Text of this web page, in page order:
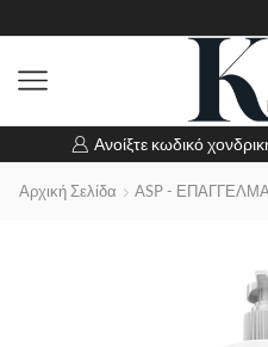
Ανοίξτε κωδικό
Αρχική Σελίδα ASP -